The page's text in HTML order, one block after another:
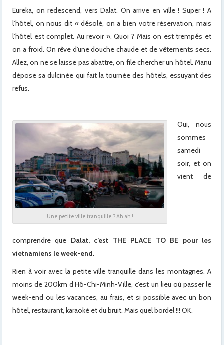
Eureka, on redescend, vers Dalat. On arrive en ville ! Super ! A
l’hôtel, on nous dit « désolé, on a bien votre réservation, mais
l’hôtel est complet. Au revoir ». Quoi ? Mais on est trempés et
on a froid. On rêve d’une douche chaude et de vêtements secs.
Allez, on ne se laisse pas abattre, on file chercher un hôtel. Manu
dépose sa dulcinée qui fait la tournée des hôtels, essuyant des
refus.
Une petite ville tranquille ? Ah ah !
Oui, nous
sommes
samedi
soir, et on
vient de
comprendre que Dalat, c’est THE PLACE TO BE pour les
vietnamiens le week-end.
Rien à voir avec la petite ville tranquille dans les montagnes. A
moins de 200km d’Hô-Chi-Minh-Ville, c’est un lieu où passer le
week-end ou les vacances, au frais, et si possible avec un bon
hôtel, restaurant, karaoké et du bruit. Mais quel bordel !!! OK.